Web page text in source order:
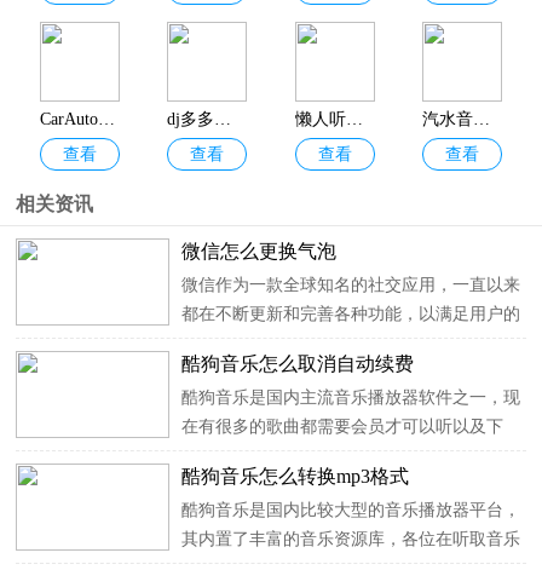
CarAuto车机端
查看
dj多多车载版
查看
懒人听书车机版
查看
汽水音乐车机版
查看
相关资讯
微信怎么更换气泡
微信作为一款全球知名的社交应用，一直以来
都在不断更新和完善各种功能，以满足用户的
能。这一功能的推出，让用户可以更加自由地
展示自己的个性，同时也为聊天过程增添了更
多的乐趣。但是怎么更...
酷狗音乐怎么取消自动续费
酷狗音乐是国内主流音乐播放器软件之一，现
在有很多的歌曲都需要会员才可以听以及下
在这个新鲜感过去之后想把会员取消但是不知
道酷狗音乐怎么取消自动续费？为了帮助各位
可以关闭自动续费，小编...
酷狗音乐怎么转换mp3格式
酷狗音乐是国内比较大型的音乐播放器平台，
其内置了丰富的音乐资源库，各位在听取音乐